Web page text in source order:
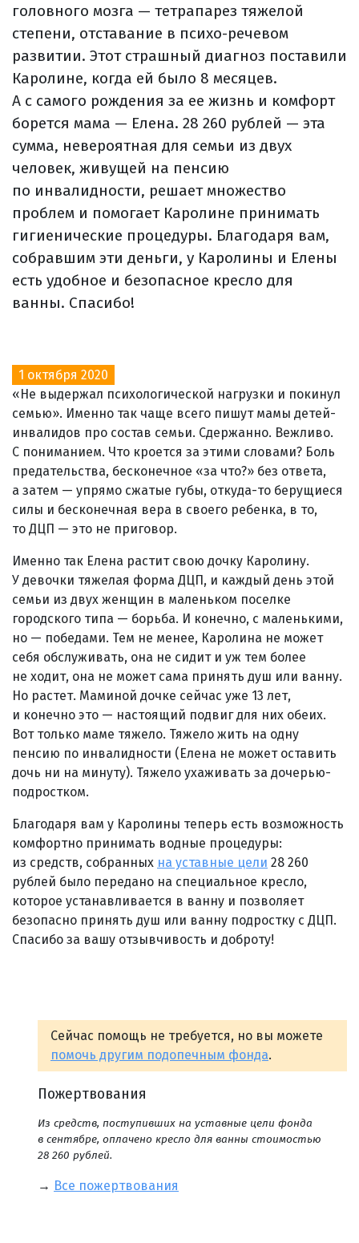
головного мозга — тетрапарез тяжелой
степени, отставание в психо-речевом
развитии. Этот страшный диагноз поставили
Каролине, когда ей было 8 месяцев.
А с самого рождения за ее жизнь и комфорт
борется мама — Елена. 28 260 рублей — эта
сумма, невероятная для семьи из двух
человек, живущей на пенсию
по инвалидности, решает множество
проблем и помогает Каролине принимать
гигиенические процедуры. Благодаря вам,
собравшим эти деньги, у Каролины и Елены
есть удобное и безопасное кресло для
ванны. Спасибо!
1 октября 2020
«Не выдержал психологической нагрузки и покинул
семью». Именно так чаще всего пишут мамы детей-
инвалидов про состав семьи. Сдержанно. Вежливо.
С пониманием. Что кроется за этими словами? Боль
предательства, бесконечное «за что?» без ответа,
а затем — упрямо сжатые губы, откуда-то берущиеся
силы и бесконечная вера в своего ребенка, в то,
то ДЦП — это не приговор.
Именно так Елена растит свою дочку Каролину.
У девочки тяжелая форма ДЦП, и каждый день этой
семьи из двух женщин в маленьком поселке
городского типа — борьба. И конечно, с маленькими,
но — победами. Тем не менее, Каролина не может
себя обслуживать, она не сидит и уж тем более
не ходит, она не может сама принять душ или ванну.
Но растет. Маминой дочке сейчас уже 13 лет,
и конечно это — настоящий подвиг для них обеих.
Вот только маме тяжело. Тяжело жить на одну
пенсию по инвалидности (Елена не может оставить
дочь ни на минуту). Тяжело ухаживать за дочерью-
подростком.
Благодаря вам у Каролины теперь есть возможность
комфортно принимать водные процедуры:
из средств, собранных на уставные цели 28 260
рублей было передано на специальное кресло,
которое устанавливается в ванну и позволяет
безопасно принять душ или ванну подростку с ДЦП.
Спасибо за вашу отзывчивость и доброту!
Сейчас помощь не требуется, но вы можете
помочь другим подопечным фонда.
Пожертвования
Из средств, поступивших на уставные цели фонда
в сентябре, оплачено кресло для ванны стоимостью
28 260 рублей.
→ Все пожертвования